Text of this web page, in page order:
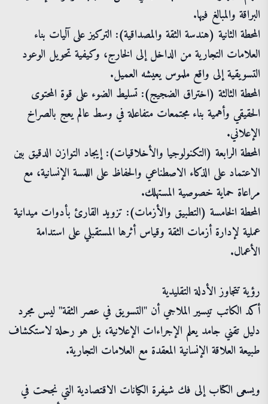
البراقة والمبالغ فيها.
المحطة الثانية (هندسة الثقة والمصداقية): التركيز على آليات بناء
العلامات التجارية من الداخل إلى الخارج، وكيفية تحويل الوعود
التسويقية إلى واقع ملموس يعيشه العميل.
المحطة الثالثة (اختراق الضجيج): تسليط الضوء على قوة المحتوى
الحقيقي وأهمية بناء مجتمعات متفاعلة في وسط عالم يعج بالصراخ
الإعلاني.
المحطة الرابعة (التكنولوجيا والأخلاقيات): إيجاد التوازن الدقيق بين
الاعتماد على الذكاء الاصطناعي والحفاظ على اللمسة الإنسانية، مع
مراعاة حماية خصوصية المستهلك.
المحطة الخامسة (التطبيق والأزمات): تزويد القارئ بأدوات ميدانية
عملية لإدارة أزمات الثقة وقياس أثرها المستقبلي على استدامة
الأعمال.
رؤية تتجاوز الأدلة التقليدية
أكد الكاتب تيسير الملاجي أن "التسويق في عصر الثقة" ليس مجرد
دليل تقني جامد يعلم الإجراءات الإعلانية، بل هو رحلة لاستكشاف
طبيعة العلاقة الإنسانية المعقدة مع العلامات التجارية.
ويسعى الكتاب إلى فك شيفرة الكيانات الاقتصادية التي نجحت في